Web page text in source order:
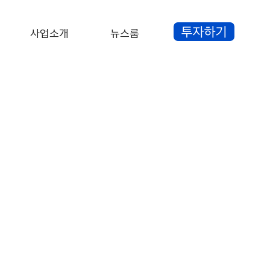
사업소개 뉴스룸